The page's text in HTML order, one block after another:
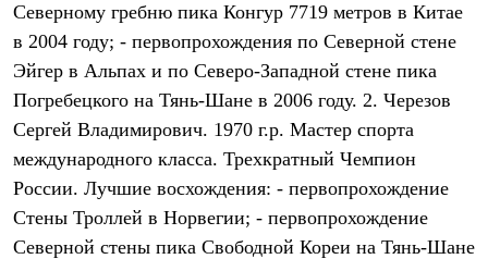
Термобелье
Теплое термобелье
Среднее термобелье
Легкое термобелье
Лёгкая одежда
Футболки
Рубашки
Толстовки
Брюки
Шорты
Женская одежда
Утепленная пухом
Северному гребню пика Конгур 7719 метров в Китае
в 2004 году; - первопрохождения по Северной стене
Эйгер в Альпах и по Северо-Западной стене пика
Погребецкого на Тянь-Шане в 2006 году. 2. Черезов
Сергей Владимирович. 1970 г.р. Мастер спорта
международного класса. Трехкратный Чемпион
России. Лучшие восхождения: - первопрохождение
Стены Троллей в Норвегии; - первопрохождение
Северной стены пика Свободной Кореи на Тянь-Шане